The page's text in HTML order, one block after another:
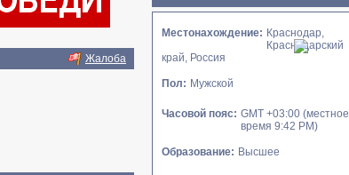
Жалоба
Местонахождение: Краснодар,
Краснодарский
край, Россия
Пол: Мужской
Часовой пояс: GMT +03:00 (местное
время 9:42 PM)
Образование: Высшее